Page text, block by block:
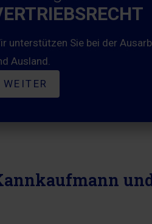
unterstützen Sie bei der
Ausland.
WEITER